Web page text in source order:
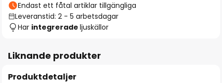
Endast ett fåtal artiklar tillgängliga
Leveranstid: 2 - 5 arbetsdagar
Har integrerade ljuskällor
Liknande produkter
Produktdetaljer